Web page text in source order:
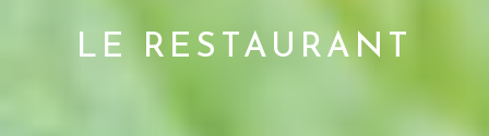
LE RESTAURANT